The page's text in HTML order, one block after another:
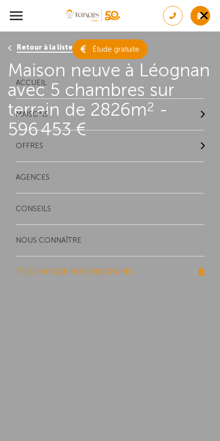
Étude gratuite
ACCUEIL
MAISONS
OFFRES
AGENCES
CONSEILS
NOUS CONNAÎTRE
TÉLÉCHARGER NOS BROCHURES
Retour à la liste des résultats
Maison neuve à Léognan
avec 5 chambres sur
terrain de 2826m2 -
596 453 €